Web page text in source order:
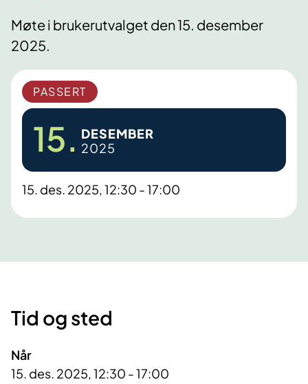
Møte i brukerutvalget den 15. desember
2025.
PASSERT
15. DESEMBER
2025
15. des. 2025, 12:30 - 17:00
Tid og sted
Når
15. des. 2025, 12:30 - 17:00